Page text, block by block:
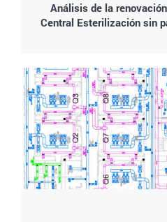
Análisis de la
Central Esterilización sin